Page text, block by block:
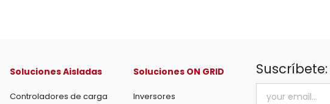
Soluciones Aisladas
Controladores de carga
Soluciones ON GRID
Inversores
Suscríbete: